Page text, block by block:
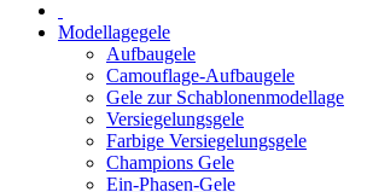
Modellagegele
Aufbaugele
Camouflage-Aufbaugele
Gele zur Schablonenmodellage
Versiegelungsgele
Farbige Versiegelungsgele
Champions Gele
Ein-Phasen-Gele